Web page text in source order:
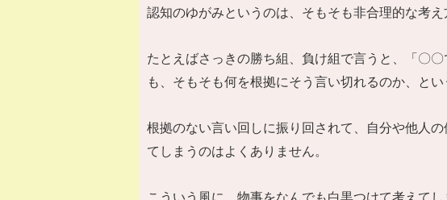
認知のゆがみというのは、そもそも非合理的な考え
たとえばさっきの勝ち組、負け組で言うと、「〇
も、そもそも何を根拠にそう言い切れるのか、とい
根拠のない言い回しに振り回されて、自分や他人
てしまうのはよくありません。
こういう風に、物事をなんでも白黒つけて考えて